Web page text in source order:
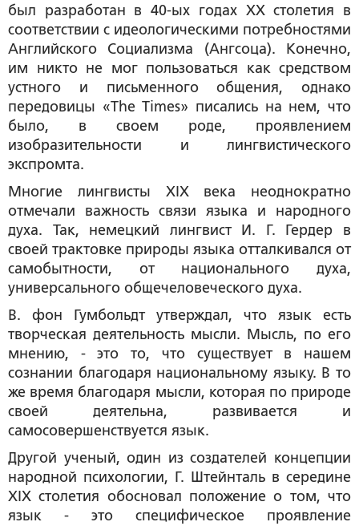
был разработан в 40-ых годах XX столетия в
соответствии с идеологическими потребностями
Английского Социализма (Ангсоца). Конечно,
им никто не мог пользоваться как средством
устного и письменного общения, однако
передовицы «The Times» писались на нем, что
было, в своем роде, проявлением
изобразительности и лингвистического
экспромта.
Многие лингвисты XIX века неоднократно
отмечали важность связи языка и народного
духа. Так, немецкий лингвист И. Г. Гердер в
своей трактовке природы языка отталкивался от
самобытности, от национального духа,
универсального общечеловеческого духа.
В. фон Гумбольдт утверждал, что язык есть
творческая деятельность мысли. Мысль, по его
мнению, - это то, что существует в нашем
сознании благодаря национальному языку. В то
же время благодаря мысли, которая по природе
своей деятельна, развивается и
самосовершенствуется язык.
Другой ученый, один из создателей концепции
народной психологии, Г. Штейнталь в середине
XIX столетия обосновал положение о том, что
язык - это специфическое проявление